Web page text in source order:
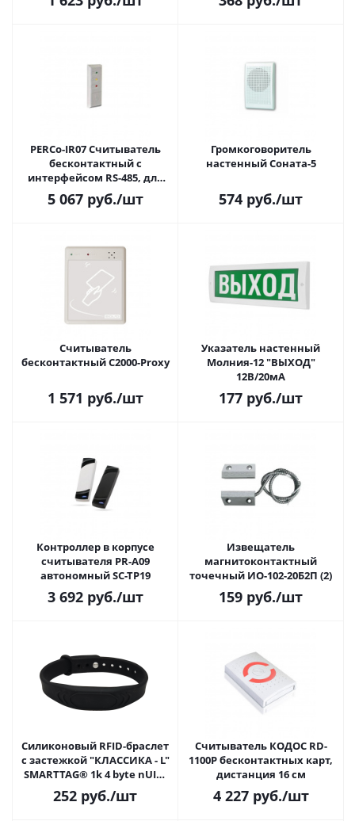
PERCo-IR07 Считыватель
бесконтактный с
интерфейсом RS-485, для
карт формата Mifare
5 067руб./шт
Громкоговоритель
настенный Соната-5
574 руб./шт
Считыватель
бесконтактный С2000-Proxy
1 571 руб./шт
Указатель настенный
Молния-12 "ВЫХОД"
12В/20мА
177 руб./шт
Контроллер в корпусе
считывателя PR-A09
автономный SC-TP19
3 692руб./шт
Извещатель
магнитоконтактный
точечный ИО-102-20Б2П (2)
159 руб./шт
Силиконовый RFID-браслет
с застежкой "КЛАССИКА - L"
SMARTTAG® 1k 4 byte nUID,
цвет черный
252 руб./шт
Считыватель КОДОС RD-
1100P бесконтактных карт,
дистанция 16 см
4 227руб./шт